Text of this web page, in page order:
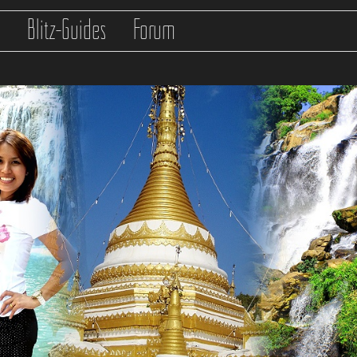
connections in /var/www/clients/client0/web1/
Blitz-Guides Forum